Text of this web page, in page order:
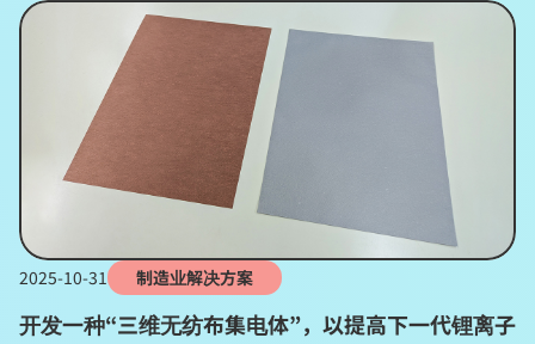
2025-10-31 制造业解决方案
开发一种“三维无纺布集电体”，以提高下一代锂离子